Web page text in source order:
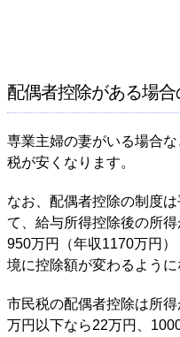
配偶者控除がある場
専業主婦の妻がいる場合
税が安くなります。
なお、配偶者控除の制度
て、給与所得控除後の所
950万円（年収1170万円
境に控除額が変わるように
市民税の配偶者控除は所
万円以下なら22万円、